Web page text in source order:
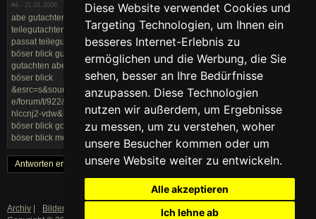
Diese Website verwendet Cookies und
Targeting Technologien, um Ihnen ein
besseres Internet-Erlebnis zu
ermöglichen und die Werbung, die Sie
sehen, besser an Ihre Bedürfnisse
anzupassen. Diese Technologien
nutzen wir außerdem, um Ergebnisse
zu messen, um zu verstehen, woher
unsere Besucher kommen oder um
unsere Website weiter zu entwickeln.
Alle akzeptieren
Ich lehne ab
#4 - 21.01.2006
abe gutachten vw bösenblick abe bösenblick golf 3 golf 3 abe d böser blick
teilegutachten böser blick böser blick golf 3 abe gutachten abe böser blick
passat teilegutachten für böser blick golf 3 abe für böhser blick metal golf3
böser blick gutachten golf 4 abe gutachten böser blick golf 3 böser blick
gutachten abe golf 3 gutachten böser blick golf 2 metall suche abe für golf 3
böser blick
&esrc=s&source=web&cd=8&ved=0cikbebywbw&url=http://www.vwgolftreff.d
e/forum/t/922&ei=kdfiulhzaswptaaz64c4bw&usg=afqjcngqrhm6pebgoxcscp9
hlccnj2-vdw&bvm=bv.1355534169,d.yms böser blick golf 4 gutachten abe
böser blick golf 4 golf 3 böser blick abe tüv-gutachten golf 3 böser blick
böser blick metall golf 3 gutachten golf 3 böserblick teilgutachten
« Zurück 1 Weiter »
Antworten erstellen
Archiv Bilder
Impressum